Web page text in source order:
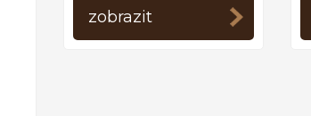
zobrazit